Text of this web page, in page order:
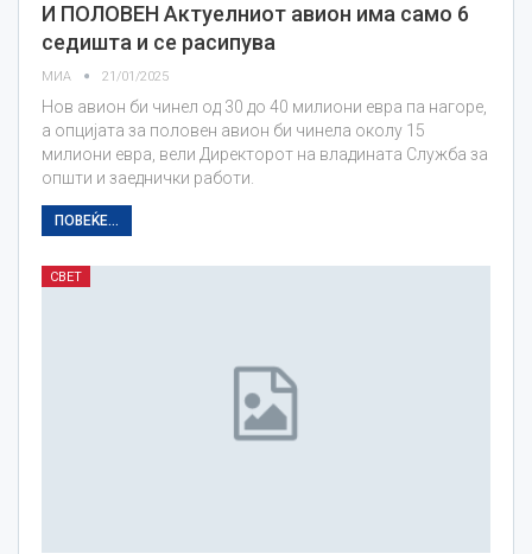
И ПОЛОВЕН Актуелниот авион има само 6
седишта и се расипува
МИА 21/01/2025
Нов авион би чинел од 30 до 40 милиони евра па нагоре,
а опцијата за половен авион би чинела околу 15
милиони евра, вели Директорот на владината Служба за
општи и заеднички работи.
ПОВЕЌЕ...
СВЕТ